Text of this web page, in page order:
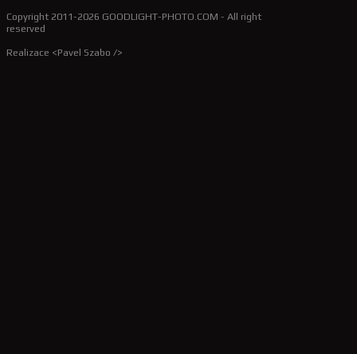
Copyright 2011-2026 GOODLIGHT-PHOTO.COM - All right
reserved
Realizace <Pavel Szabo />